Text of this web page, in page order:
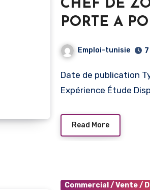
CHEF DE
PORTE A
Emploi-tunisie
Date de publication Type de poste Lieu de travail
Expérience Étude
Read More
Commercial / Vente /